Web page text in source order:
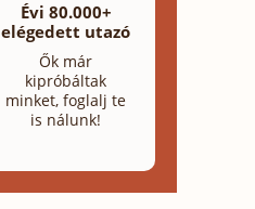
Évi 80.000+
elégedett utazó
Ők már
kipróbáltak
minket, foglalj te
is nálunk!